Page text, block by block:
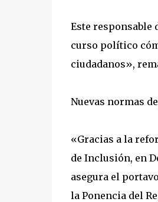
Este responsable
curso político
ciudadanos»,
Nuevas normas
«Gracias a la
de Inclusión, en
asegura el
la Ponencia del